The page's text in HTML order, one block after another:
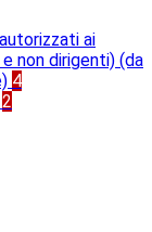
ai
non dirigenti) (da
4
2